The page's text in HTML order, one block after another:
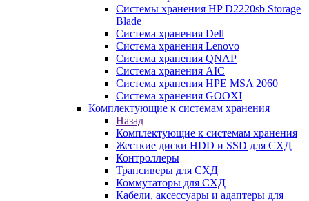
Системы хранения HP D2220sb Storage
Blade
Система хранения Dell
Система хранения Lenovo
Система хранения QNAP
Система хранения AIC
Система хранения HPE MSA 2060
Система хранения GOOXI
Комплектующие к системам хранения
Назад
Комплектующие к системам хранения
Жесткие диски HDD и SSD для СХД
Контроллеры
Трансиверы для СХД
Коммутаторы для СХД
Кабели, аксессуары и адаптеры для